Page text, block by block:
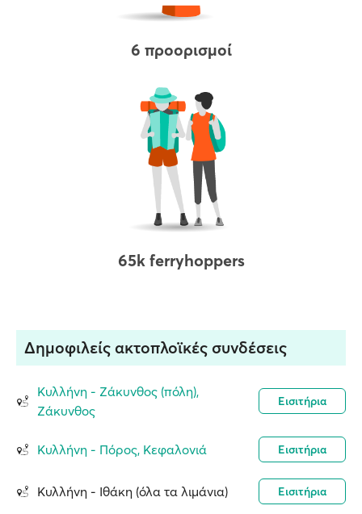
6 προορισμοί
65k ferryhoppers
Δημοφιλείς ακτοπλοϊκές συνδέσεις
Κυλλήνη - Ζάκυνθος (πόλη),
Ζάκυνθος
Εισιτήρια
Κυλλήνη - Πόρος, Κεφαλονιά Εισιτήρια
Κυλλήνη - Ιθάκη (όλα τα λιμάνια) Εισιτήρια